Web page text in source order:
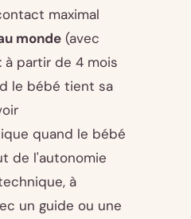
maximal
monde (avec
à partir de 4 mois
le bébé tient sa
quand le bébé
de l'autonomie
à
un guide ou une